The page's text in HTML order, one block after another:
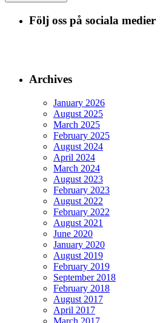
Följ oss på sociala medier
Archives
January 2026
August 2025
March 2025
February 2025
August 2024
April 2024
March 2024
August 2023
February 2023
August 2022
February 2022
August 2021
June 2020
January 2020
August 2019
February 2019
September 2018
February 2018
August 2017
April 2017